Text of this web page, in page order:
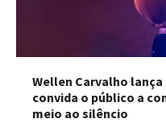
Wellen Carvalho
convida o público a
meio ao silêncio